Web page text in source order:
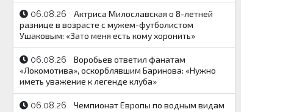
06.08.26
Актриса Милославская о 8-летней
разнице в возрасте с мужем-футболистом
Ушаковым: «Зато меня есть кому хоронить»
06.08.26
Воробьев ответил фанатам
«Локомотива», оскорблявшим Баринова: «Нужно
иметь уважение к легенде клуба»
06.08.26
Чемпионат Европы по водным видам